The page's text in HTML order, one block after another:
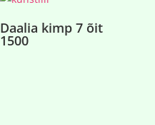
Daalia kimp 7 õit
1500